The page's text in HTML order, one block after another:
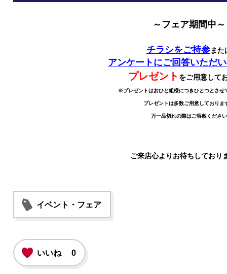
～フェア期間中～
チラシをご持参また
アンケートにご回答いただ
プレゼント をご用意して
※プレゼントはおひと組様につきひとつとさせ
プレゼントは多数ご用意しておりま
万一品切れの際はご容赦ください
ご来店心よりお待ちしており
イベント・フェア
いいね 0